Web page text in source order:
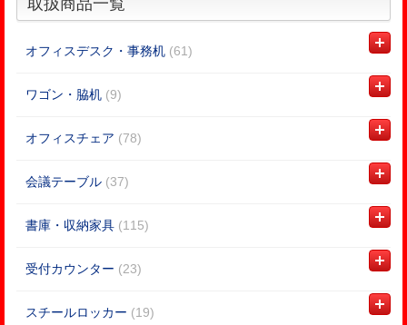
オフィスデスク・事務机 (61)
ワゴン・脇机 (9)
オフィスチェア (78)
会議テーブル (37)
書庫・収納家具 (115)
受付カウンター (23)
スチールロッカー (19)